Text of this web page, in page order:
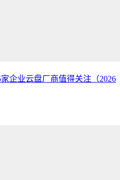
企业云盘厂商值得关注（2026